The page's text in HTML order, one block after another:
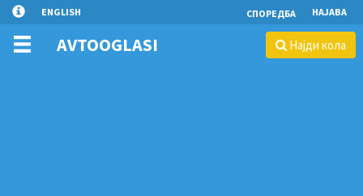
ENGLISH СПОРЕДБА НАЈАВА
AVTOOGLASI Најди кола